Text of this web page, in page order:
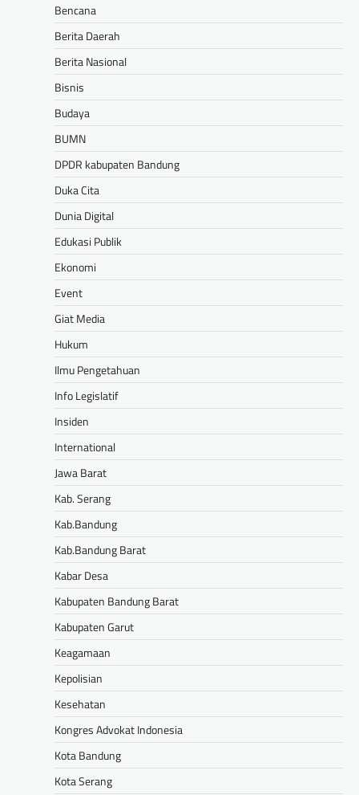
Bencana
Berita Daerah
Berita Nasional
Bisnis
Budaya
BUMN
DPDR kabupaten Bandung
Duka Cita
Dunia Digital
Edukasi Publik
Ekonomi
Event
Giat Media
Hukum
Ilmu Pengetahuan
Info Legislatif
Insiden
International
Jawa Barat
Kab. Serang
Kab.Bandung
Kab.Bandung Barat
Kabar Desa
Kabupaten Bandung Barat
Kabupaten Garut
Keagamaan
Kepolisian
Kesehatan
Kongres Advokat Indonesia
Kota Bandung
Kota Serang